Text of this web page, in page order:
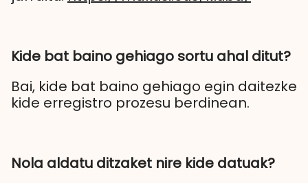
Kide bat baino gehiago sortu ahal ditut?
Bai, kide bat baino gehiago egin daitezke
kide erregistro prozesu berdinean.
Nola aldatu ditzaket nire kide datuak?